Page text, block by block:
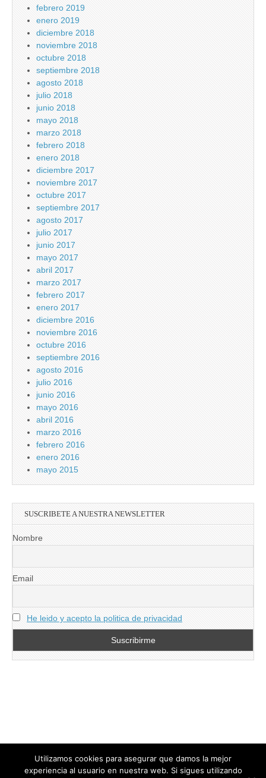
febrero 2019
enero 2019
diciembre 2018
noviembre 2018
octubre 2018
septiembre 2018
agosto 2018
julio 2018
junio 2018
mayo 2018
marzo 2018
febrero 2018
enero 2018
diciembre 2017
noviembre 2017
octubre 2017
septiembre 2017
agosto 2017
julio 2017
junio 2017
mayo 2017
abril 2017
marzo 2017
febrero 2017
enero 2017
diciembre 2016
noviembre 2016
octubre 2016
septiembre 2016
agosto 2016
julio 2016
junio 2016
mayo 2016
abril 2016
marzo 2016
febrero 2016
enero 2016
mayo 2015
SUSCRIBETE A NUESTRA NEWSLETTER
Nombre
Email
He leido y acepto la politica de privacidad
Utilizamos cookies para asegurar que damos la mejor
experiencia al usuario en nuestra web. Si sigues utilizando